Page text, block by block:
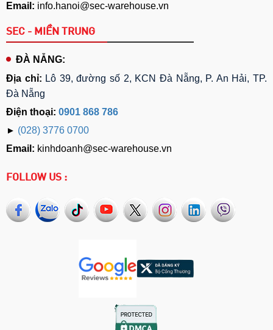
Email: info.hanoi@sec-warehouse.vn
SEC - MIỀN TRUNG
ĐÀ NẴNG:
Địa chỉ: Lô 39, đường số 2, KCN Đà Nẵng, P. An Hải, TP.
Đà Nẵng
Điện thoại: 0901 868 786
► (028) 3776 0700
Email: kinhdoanh@sec-warehouse.vn
FOLLOW US :